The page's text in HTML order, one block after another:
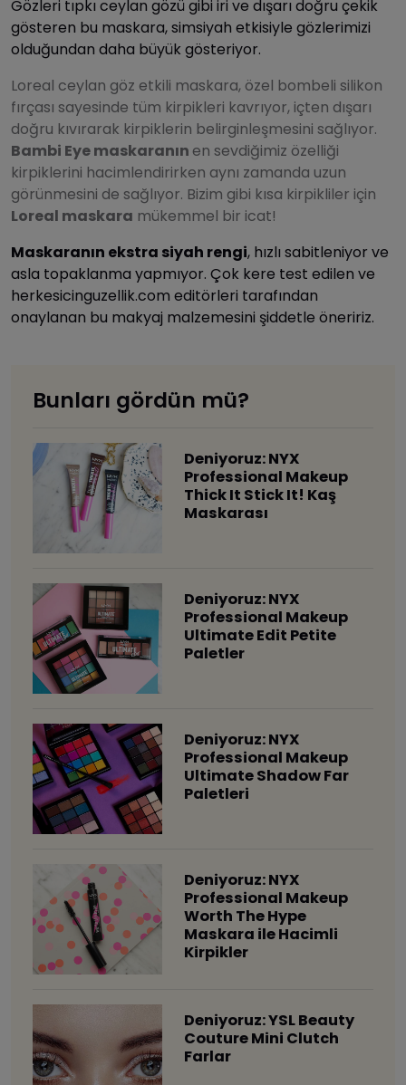
Gözleri tıpkı ceylan gözü gibi iri ve dışarı doğru çekik
gösteren bu maskara, simsiyah etkisiyle gözlerimizi
olduğundan daha büyük gösteriyor.
Loreal ceylan göz etkili maskara, özel bombeli silikon
fırçası sayesinde tüm kirpikleri kavrıyor, içten dışarı
doğru kıvırarak kirpiklerin belirginleşmesini sağlıyor.
Bambi Eye maskaranın en sevdiğimiz özelliği
kirpiklerini hacimlendirirken aynı zamanda uzun
görünmesini de sağlıyor. Bizim gibi kısa kirpikliler için
Loreal maskara mükemmel bir icat!
Maskaranın ekstra siyah rengi, hızlı sabitleniyor ve
asla topaklanma yapmıyor. Çok kere test edilen ve
herkesicinguzellik.com editörleri tarafından
onaylanan bu makyaj malzemesini şiddetle öneririz.
Bunları gördün mü?
Deniyoruz: NYX
Professional Makeup
Thick It Stick It! Kaş
Maskarası
Deniyoruz: NYX
Professional Makeup
Ultimate Edit Petite
Paletler
Deniyoruz: NYX
Professional Makeup
Ultimate Shadow Far
Paletleri
Deniyoruz: NYX
Professional Makeup
Worth The Hype
Maskara ile Hacimli
Kirpikler
Deniyoruz: YSL Beauty
Couture Mini Clutch
Farlar